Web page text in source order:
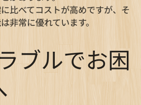
比べてコストが高めですが、そ
非常に優れています。
ブルでお困